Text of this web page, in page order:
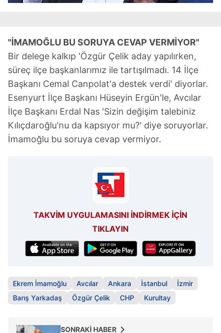
"İMAMOĞLU BU SORUYA CEVAP VERMİYOR"
Bir delege kalkıp 'Özgür Çelik aday yapılırken,
süreç ilçe başkanlarımız ile tartışılmadı. 14 İlçe
Başkanı Cemal Canpolat'a destek verdi' diyorlar.
Esenyurt İlçe Başkanı Hüseyin Ergün'le, Avcılar
İlçe Başkanı Erdal Nas 'Sizin değişim talebiniz
Kılıçdaroğlu'nu da kapsıyor mu?' diye soruyorlar.
İmamoğlu bu soruya cevap vermiyor.
TAKVİM UYGULAMASINI İNDİRMEK İÇİN
TIKLAYIN
Ekrem İmamoğlu Avcılar Ankara İstanbul
İzmir
Barış Yarkadaş
Özgür Çelik CHP Kurultay
SONRAKİ HABER